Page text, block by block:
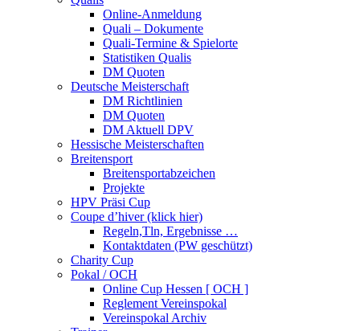
Online-Anmeldung
Quali – Dokumente
Quali-Termine & Spielorte
Statistiken Qualis
DM Quoten
Deutsche Meisterschaft
DM Richtlinien
DM Quoten
DM Aktuell DPV
Hessische Meisterschaften
Breitensport
Breitensportabzeichen
Projekte
HPV Präsi Cup
Coupe d’hiver (klick hier)
Regeln,Tln, Ergebnisse …
Kontaktdaten (PW geschützt)
Charity Cup
Pokal / OCH
Online Cup Hessen [ OCH ]
Reglement Vereinspokal
Vereinspokal Archiv